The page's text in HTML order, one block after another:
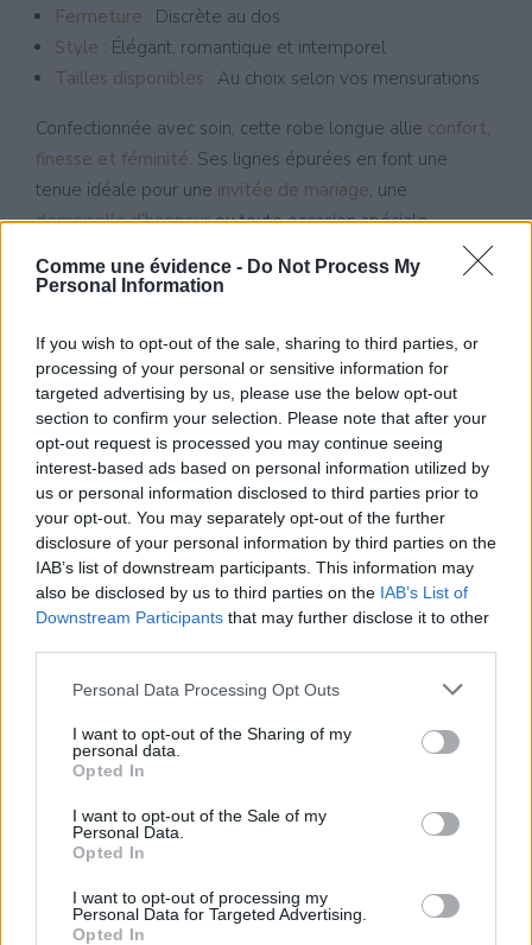
Comme une évidence - Do Not Process My
Personal Information
If you wish to opt-out of the sale, sharing to third parties, or
processing of your personal or sensitive information for
targeted advertising by us, please use the below opt-out
section to confirm your selection. Please note that after your
opt-out request is processed you may continue seeing
interest-based ads based on personal information utilized by
us or personal information disclosed to third parties prior to
your opt-out. You may separately opt-out of the further
disclosure of your personal information by third parties on the
IAB’s list of downstream participants. This information may
also be disclosed by us to third parties on the IAB’s List of
Downstream Participants that may further disclose it to other
Personal Data Processing Opt Outs
I want to opt-out of the Sharing of my
personal data.
Opted In
I want to opt-out of the Sale of my
Personal Data.
Opted In
I want to opt-out of processing my
Personal Data for Targeted Advertising.
Opted In
Fermeture : Discrète au dos
Style : Élégant, romantique et intemporel
Tailles disponibles : Au choix selon vos mensurations
Confectionnée avec soin, cette robe longue allie confort,
finesse et féminité. Ses lignes épurées en font une
tenue idéale pour une invitée de mariage, une
demoiselle d’honneurou toute occasion spéciale
nécessitant une allure à la fois raffinée et naturelle.
sur-Saône
, cette robe vert sauge attire les clientes
venues de Louhans, Pierre-de-Bresse, Saint-Ambreuil, La
Genête, Mervans, Saint-Germain-du-Plain et des
environs.
Prenez rendez-vouspour un essayage sur mesure dans
une ambiance chaleureuse et confidentielle. Laissez
cette robe révéler votreéléganceavec douceur et
subtilité lors de votre événement unique.
Produits similaires